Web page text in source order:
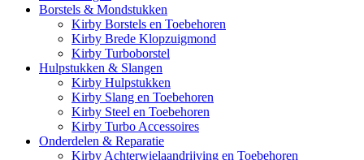
Borstels & Mondstukken
Kirby Borstels en Toebehoren
Kirby Brede Klopzuigmond
Kirby Turboborstel
Hulpstukken & Slangen
Kirby Hulpstukken
Kirby Slang en Toebehoren
Kirby Steel en Toebehoren
Kirby Turbo Accessoires
Onderdelen & Reparatie
Kirby Achterwielaandrijving en Toebehoren